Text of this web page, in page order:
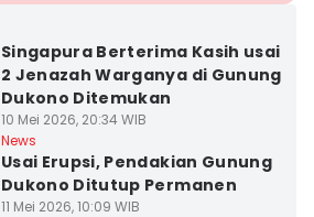
Singapura Berterima Kasih usai
2 Jenazah Warganya di Gunung
Dukono Ditemukan
10 Mei 2026, 20:34 WIB
News
Usai Erupsi, Pendakian Gunung
Dukono Ditutup Permanen
11 Mei 2026, 10:09 WIB